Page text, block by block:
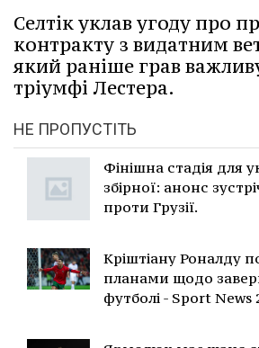
Cелтік уклав угоду про
контракту з видатним
який раніше грав
тріумфі Лестера.
НЕ ПРОПУСТІТЬ
Фінішна стадія для
збірної: анонс
проти Грузії.
Кріштіану Роналду
планами щодо
футболі - Sport News